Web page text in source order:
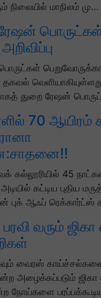
நிலையில் மாநிலம் மு…
ரேஷன்
தகவல்
துறை ரேஷன்
70 ஆயிரம்
கல்லூரியில் 45
கட்டிய புதிய
புக் ஆஃப் ரெக்கார்ட்ஸ்
வரும்
வைரஸ்
அழைக்கப்படும் ஜிகா
நோய்களை